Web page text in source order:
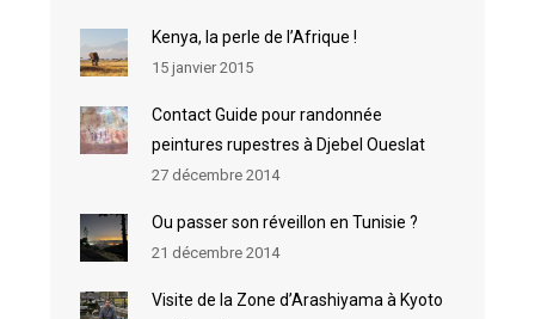
Kenya, la perle de l’Afrique !
15 janvier 2015
Contact Guide pour randonnée
peintures rupestres à Djebel Oueslat
27 décembre 2014
Ou passer son réveillon en Tunisie ?
21 décembre 2014
Visite de la Zone d’Arashiyama à Kyoto